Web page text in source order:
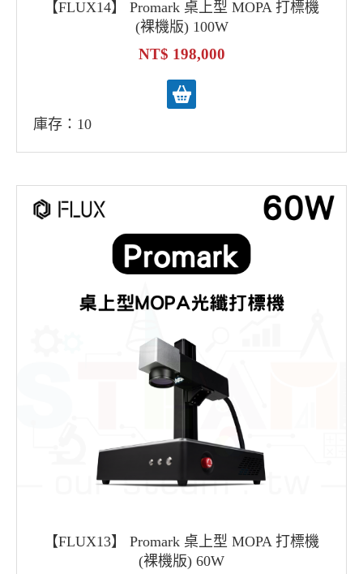
【FLUX14】 Promark 桌上型 MOPA 打標機
(裸機版) 100W
198,000
庫存：10
【FLUX13】 Promark 桌上型 MOPA 打標機
(裸機版) 60W